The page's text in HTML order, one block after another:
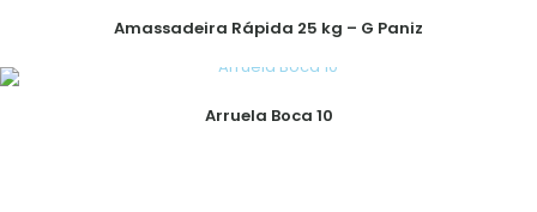
Amassadeira Rápida 25 kg – G Paniz
Arruela Boca 10